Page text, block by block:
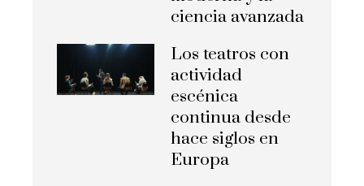
ciencia avanzada
Los teatros con
actividad
escénica
continua desde
hace siglos en
Europa